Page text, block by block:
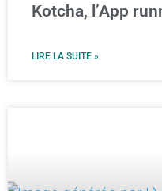
Kotcha, l’App
LIRE LA SUITE »